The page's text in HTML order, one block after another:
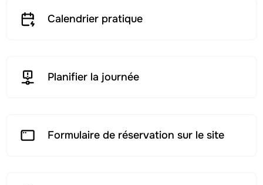
Calendrier pratique
Planifier la journée
Formulaire de réservation sur le site